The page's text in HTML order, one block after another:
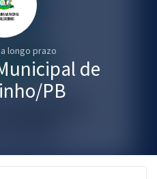
longo prazo
de
PB